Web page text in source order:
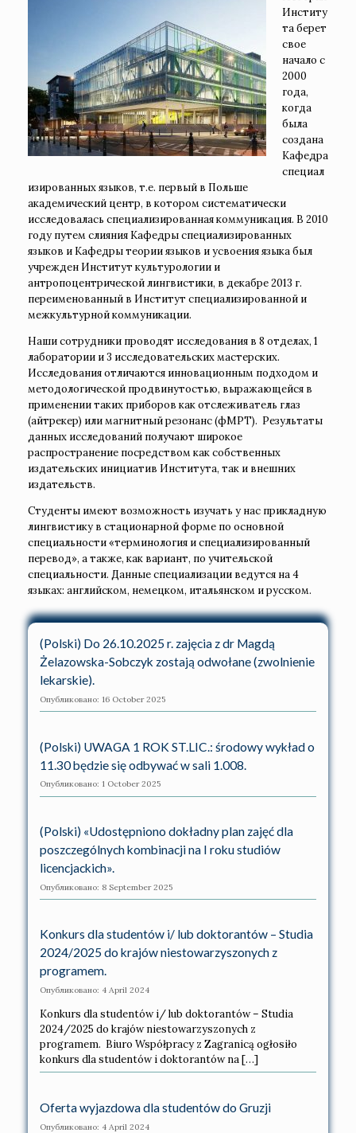
Институ
та берет
свое
начало с
2000
года,
когда
была
создана
Кафедра
специал
изированных языков, т.е. первый в Польше
академический центр, в котором систематически
исследовалась специализированная коммуникация. В 2010
году путем слияния Кафедры специализированных
языков и Кафедры теории языков и усвоения языка был
учрежден Институт культурологии и
антропоцентрической лингвистики, в декабре 2013 г.
переименованный в Институт специализированной и
межкультурной коммуникации.
Наши сотрудники проводят исследования в 8 отделах, 1
лаборатории и 3 исследовательских мастерских.
Исследования отличаются инновационным подходом и
методологической продвинутостью, выражающейся в
применении таких приборов как отслеживатель глаз
(айтрекер) или магнитный резонанс (фМРТ). Результаты
данных исследований получают широкое
распространение посредством как собственных
издательских инициатив Института, так и внешних
издательств.
Студенты имеют возможность изучать у нас прикладную
лингвистику в стационарной форме по основной
специальности «терминология и специализированный
перевод», а также, как вариант, по учительской
специальности. Данные специализации ведутся на 4
языках: английском, немецком, итальянском и русском.
(Polski) Do 26.10.2025 r. zajęcia z dr Magdą
Żelazowska-Sobczyk zostają odwołane (zwolnienie
lekarskie).
Опубликовано: 16 October 2025
(Polski) UWAGA 1 ROK ST.LIC.: środowy wykład o
11.30 będzie się odbywać w sali 1.008.
Опубликовано: 1 October 2025
(Polski) «Udostępniono dokładny plan zajęć dla
poszczególnych kombinacji na I roku studiów
licencjackich».
Опубликовано: 8 September 2025
Konkurs dla studentów i/ lub doktorantów – Studia
2024/2025 do krajów niestowarzyszonych z
programem.
Опубликовано: 4 April 2024
Konkurs dla studentów i/ lub doktorantów – Studia
2024/2025 do krajów niestowarzyszonych z
programem. Biuro Współpracy z Zagranicą ogłosiło
konkurs dla studentów i doktorantów na […]
Oferta wyjazdowa dla studentów do Gruzji
Опубликовано: 4 April 2024